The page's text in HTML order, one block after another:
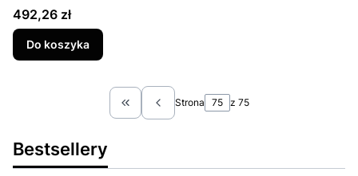
Cena
492,26 zł
Do koszyka
Wróć do pierwszej strony z produktami
Strona z 75
Bestsellery